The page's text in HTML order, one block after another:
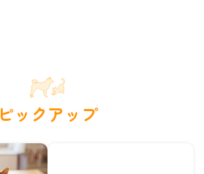
ピックアップ